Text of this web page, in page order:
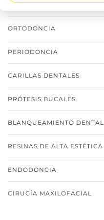
IMPLANTOLOGÍA
ORTODONCIA
PERIODONCIA
CARILLAS DENTALES
PRÓTESIS BUCALES
BLANQUEAMIENTO DENTAL
RESINAS DE ALTA ESTÉTICA
ENDODONCIA
CIRUGÍA MAXILOFACIAL